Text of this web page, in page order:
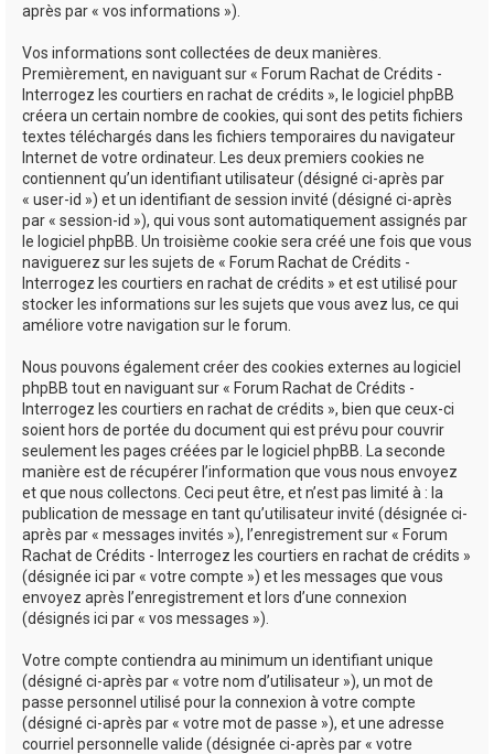
après par « vos informations »).
Vos informations sont collectées de deux manières.
Premièrement, en naviguant sur « Forum Rachat de Crédits -
Interrogez les courtiers en rachat de crédits », le logiciel phpBB
créera un certain nombre de cookies, qui sont des petits fichiers
textes téléchargés dans les fichiers temporaires du navigateur
Internet de votre ordinateur. Les deux premiers cookies ne
contiennent qu’un identifiant utilisateur (désigné ci-après par
« user-id ») et un identifiant de session invité (désigné ci-après
par « session-id »), qui vous sont automatiquement assignés par
le logiciel phpBB. Un troisième cookie sera créé une fois que vous
naviguerez sur les sujets de « Forum Rachat de Crédits -
Interrogez les courtiers en rachat de crédits » et est utilisé pour
stocker les informations sur les sujets que vous avez lus, ce qui
améliore votre navigation sur le forum.
Nous pouvons également créer des cookies externes au logiciel
phpBB tout en naviguant sur « Forum Rachat de Crédits -
Interrogez les courtiers en rachat de crédits », bien que ceux-ci
soient hors de portée du document qui est prévu pour couvrir
seulement les pages créées par le logiciel phpBB. La seconde
manière est de récupérer l’information que vous nous envoyez
et que nous collectons. Ceci peut être, et n’est pas limité à : la
publication de message en tant qu’utilisateur invité (désignée ci-
après par « messages invités »), l’enregistrement sur « Forum
Rachat de Crédits - Interrogez les courtiers en rachat de crédits »
(désignée ici par « votre compte ») et les messages que vous
envoyez après l’enregistrement et lors d’une connexion
(désignés ici par « vos messages »).
Votre compte contiendra au minimum un identifiant unique
(désigné ci-après par « votre nom d’utilisateur »), un mot de
passe personnel utilisé pour la connexion à votre compte
(désigné ci-après par « votre mot de passe »), et une adresse
courriel personnelle valide (désignée ci-après par « votre